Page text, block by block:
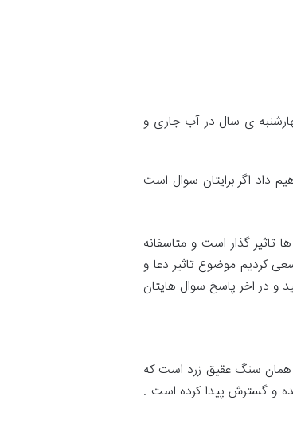
ی سال در آب جاری و
داد اگر برایتان سوال است
گذار است و متاسفانه
کردیم موضوع تاثیر دعا و
و در اخر پاسخ سوال هایتان
همان سنگ عقیق زرد است که
و گسترش پیدا کرده است .